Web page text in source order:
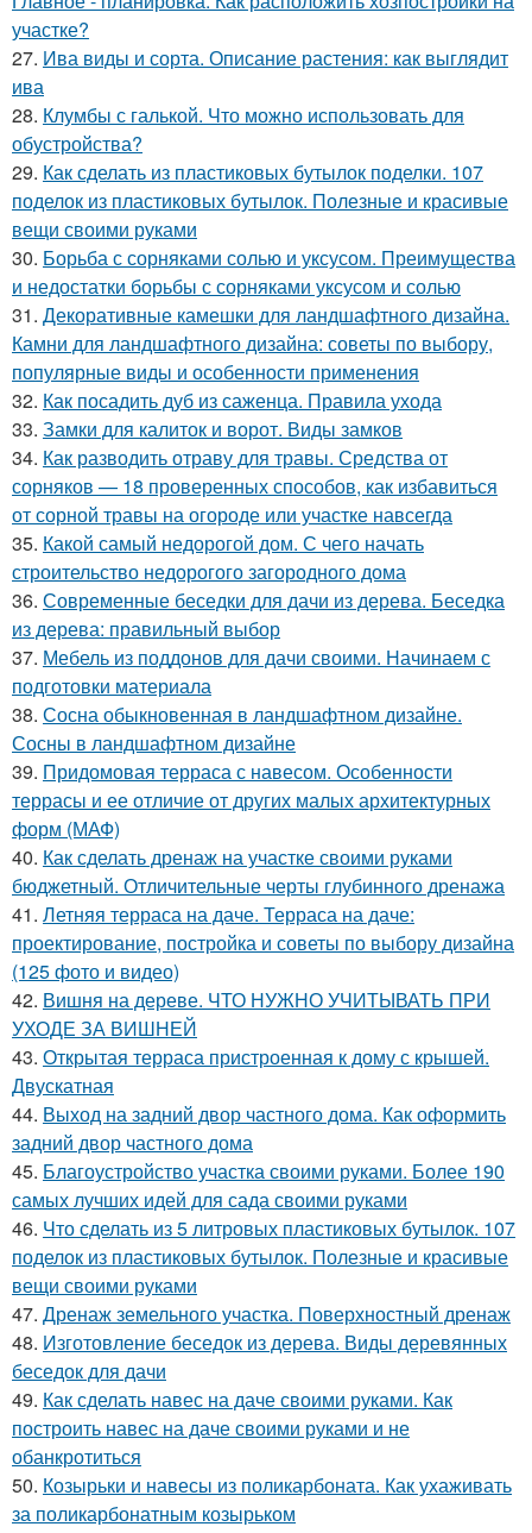
участке?
27. Ива виды и сорта. Описание растения: как выглядит
ива
28. Клумбы с галькой. Что можно использовать для
обустройства?
29. Как сделать из пластиковых бутылок поделки. 107
поделок из пластиковых бутылок. Полезные и красивые
вещи своими руками
30. Борьба с сорняками солью и уксусом. Преимущества
и недостатки борьбы с сорняками уксусом и солью
31. Декоративные камешки для ландшафтного дизайна.
Камни для ландшафтного дизайна: советы по выбору,
популярные виды и особенности применения
32. Как посадить дуб из саженца. Правила ухода
33. Замки для калиток и ворот. Виды замков
34. Как разводить отраву для травы. Средства от
сорняков — 18 проверенных способов, как избавиться
от сорной травы на огороде или участке навсегда
35. Какой самый недорогой дом. С чего начать
строительство недорогого загородного дома
36. Современные беседки для дачи из дерева. Беседка
из дерева: правильный выбор
37. Мебель из поддонов для дачи своими. Начинаем с
подготовки материала
38. Сосна обыкновенная в ландшафтном дизайне.
Сосны в ландшафтном дизайне
39. Придомовая терраса с навесом. Особенности
террасы и ее отличие от других малых архитектурных
форм (МАФ)
40. Как сделать дренаж на участке своими руками
бюджетный. Отличительные черты глубинного дренажа
41. Летняя терраса на даче. Терраса на даче:
проектирование, постройка и советы по выбору дизайна
(125 фото и видео)
42. Вишня на дереве. ЧТО НУЖНО УЧИТЫВАТЬ ПРИ
УХОДЕ ЗА ВИШНЕЙ
43. Открытая терраса пристроенная к дому с крышей.
Двускатная
44. Выход на задний двор частного дома. Как оформить
задний двор частного дома
45. Благоустройство участка своими руками. Более 190
самых лучших идей для сада своими руками
46. Что сделать из 5 литровых пластиковых бутылок. 107
поделок из пластиковых бутылок. Полезные и красивые
вещи своими руками
47. Дренаж земельного участка. Поверхностный дренаж
48. Изготовление беседок из дерева. Виды деревянных
беседок для дачи
49. Как сделать навес на даче своими руками. Как
построить навес на даче своими руками и не
обанкротиться
50. Козырьки и навесы из поликарбоната. Как ухаживать
за поликарбонатным козырьком